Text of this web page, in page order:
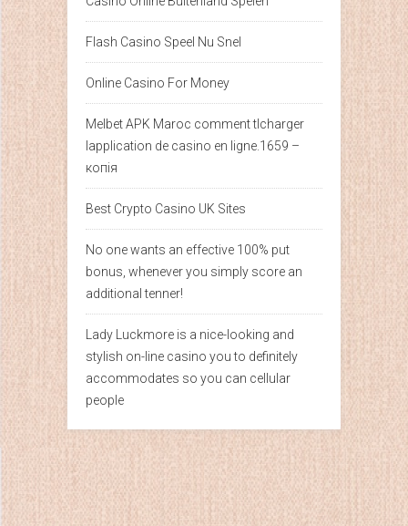
Flash Casino Speel Nu Snel
Online Casino For Money
Melbet APK Maroc comment tlcharger
lapplication de casino en ligne.1659 –
копія
Best Crypto Casino UK Sites
No one wants an effective 100% put
bonus, whenever you simply score an
additional tenner!
Lady Luckmore is a nice-looking and
stylish on-line casino you to definitely
accommodates so you can cellular
people